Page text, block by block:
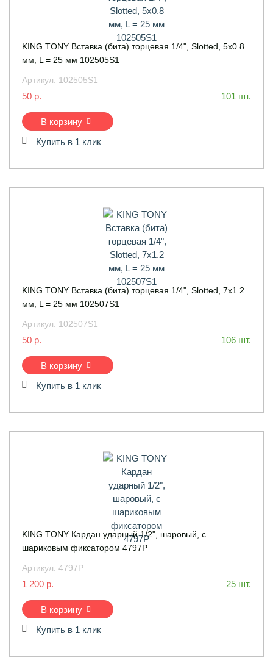
KING TONY Вставка (бита) торцевая 1/4", Slotted, 5х0.8
мм, L = 25 мм 102505S1
Артикул: 102505S1
50 р. 101 шт.
В корзину
Купить в 1 клик
KING TONY Вставка (бита) торцевая 1/4", Slotted, 7х1.2
мм, L = 25 мм 102507S1
Артикул: 102507S1
50 р. 106 шт.
В корзину
Купить в 1 клик
KING TONY Кардан ударный 1/2", шаровый, с
шариковым фиксатором 4797P
Артикул: 4797P
1 200 р. 25 шт.
В корзину
Купить в 1 клик